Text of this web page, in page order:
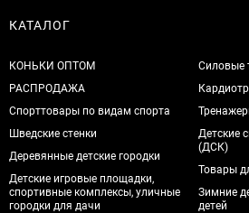
КАТАЛОГ
КОНЬКИ ОПТОМ
РАСПРОДАЖА
Спорттовары по видам спорта
Шведские стенки
Деревянные детские городки
Детские игровые площадки,
спортивные комплексы, уличные
городки для дачи
Силовые
Детские
(ДСК)
Товары
Зимние
детей